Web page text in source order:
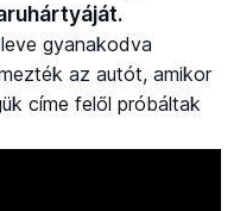
gyanakodva
az autót, amikor
címe felől próbáltak